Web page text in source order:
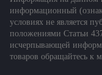
информационный
условиях не является
положениями Статьи
исчерпывающей
товаров обращайтесь к